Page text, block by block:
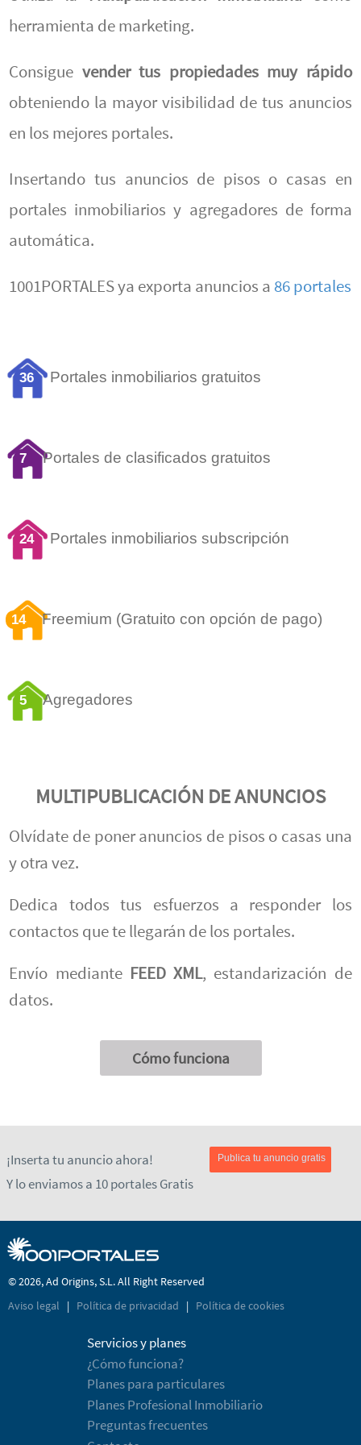
herramienta de marketing.
Consigue vender tus propiedades muy rápido
obteniendo la mayor visibilidad de tus anuncios
en los mejores portales.
Insertando tus anuncios de pisos o casas en
portales inmobiliarios y agregadores de forma
automática.
1001PORTALES ya exporta anuncios a 86 portales
36 Portales inmobiliarios gratuitos
7 Portales de clasificados gratuitos
24 Portales inmobiliarios subscripción
14 Freemium (Gratuito con opción de pago)
5 Agregadores
MULTIPUBLICACIÓN DE ANUNCIOS
Olvídate de poner anuncios de pisos o casas una
y otra vez.
Dedica todos tus esfuerzos a responder los
contactos que te llegarán de los portales.
Envío mediante FEED XML, estandarización de
datos.
Cómo funciona
¡Inserta tu anuncio ahora!
Y lo enviamos a 10 portales Gratis
Publica tu anuncio gratis
© 2026, Ad Origins, S.L. All Right Reserved
Aviso legal
| Política de privacidad | Política de cookies
Servicios y planes
¿Cómo funciona?
Planes para particulares
Planes Profesional Inmobiliario
Preguntas frecuentes